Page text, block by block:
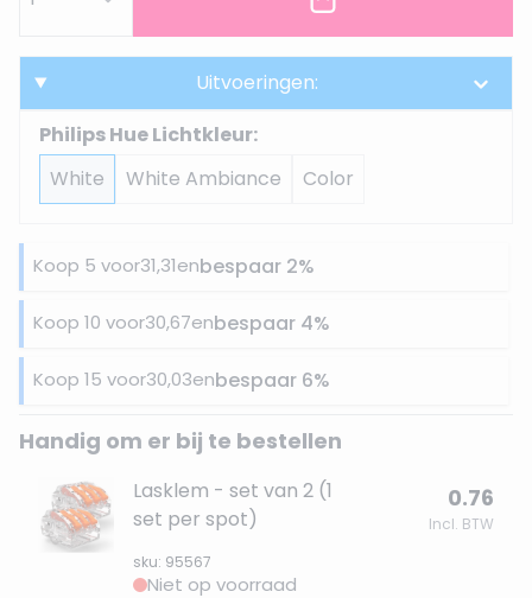
Uitvoeringen:
Philips Hue Lichtkleur:
White
White Ambiance Color
Koop 5 voor31,31enbespaar 2%
Koop 10 voor30,67enbespaar 4%
Koop 15 voor30,03enbespaar 6%
Handig om er bij te bestellen
Lasklem - set van 2 (1
set per spot)
sku: 95567
0.76
Incl. BTW
Niet op voorraad